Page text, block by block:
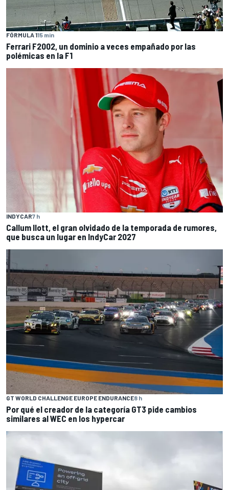
FÓRMULA 115 min
Ferrari F2002, un dominio a veces empañado por las
polémicas en la F1
INDYCAR7 h
Callum Ilott, el gran olvidado de la temporada de rumores,
que busca un lugar en IndyCar 2027
GT WORLD CHALLENGE EUROPE ENDURANCE8 h
Por qué el creador de la categoría GT3 pide cambios
similares al WEC en los hypercar